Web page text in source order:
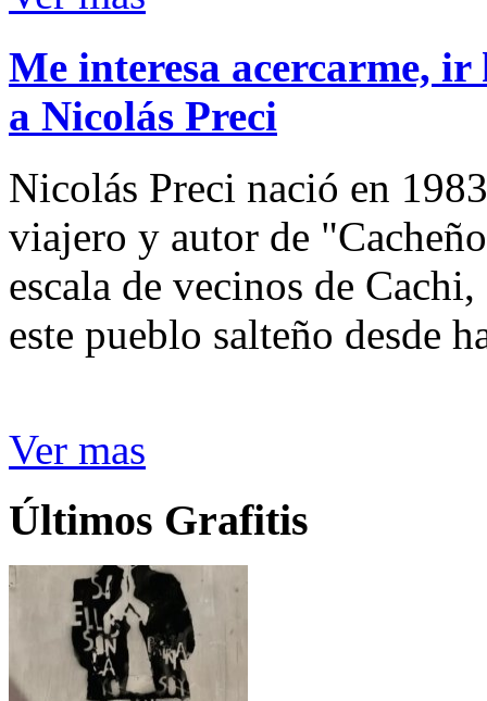
Me interesa acercarme,
a Nicolás Preci
Nicolás Preci nació en
viajero y autor de
escala de vecinos de
este pueblo salteño desde
Ver mas
Últimos Grafitis